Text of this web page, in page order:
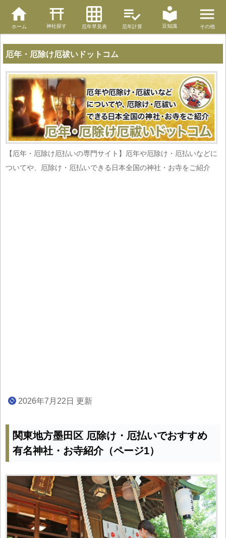
ホーム 神社探す 厄年早見表 厄年計算 豆知識 その他
厄年・厄除け厄祓いドットコム
【厄年・厄除け厄払いの専門サイト】厄年や厄除け・厄払いなどに
ついてや、厄除け・厄払いできる日本全国の神社・お寺をご紹介
2026年7月22日 更新
関東地方墨田区 厄除け・厄払いでおすすめ
有名神社・お寺紹介（ページ1）